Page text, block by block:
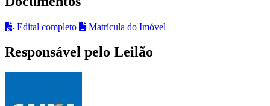
Edital completo Matrícula do Imóvel
Responsável pelo Leilão